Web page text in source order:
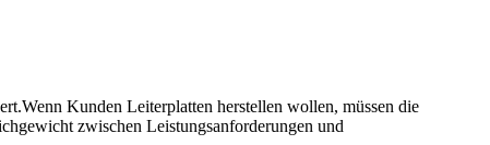
Kunden Leiterplatten herstellen wollen, müssen die
zwischen Leistungsanforderungen und